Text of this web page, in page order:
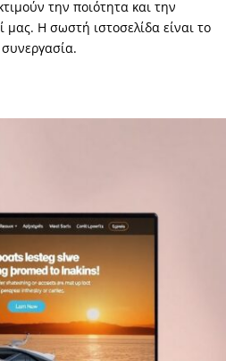
την ποιότητα και την
μας. Η σωστή ιστοσελίδα είναι το